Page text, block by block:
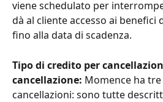
viene schedulato per
dà al cliente accesso ai benefici
fino alla data di scadenza.
Tipo di credito per
cancellazione: Momence ha
cancellazioni: sono tutte